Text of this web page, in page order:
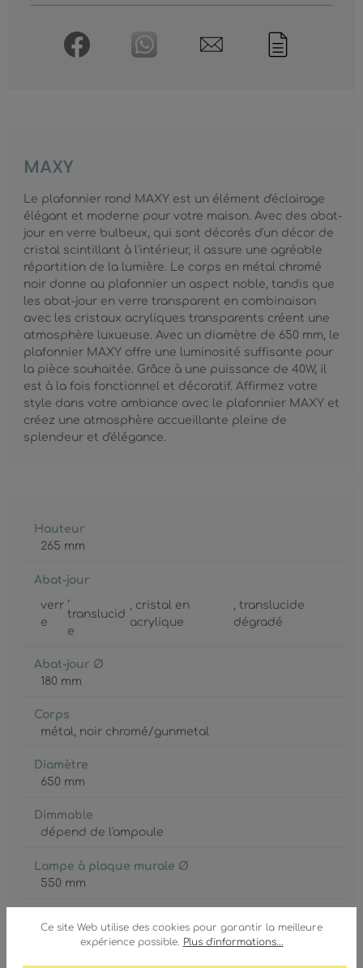
Ce site Web utilise des cookies pour garantir la meilleure
expérience possible. Plus d'informations...
MAXY
Le plafonnier rond MAXY est un élément d'éclairage
élégant et moderne pour votre maison. Avec des abat-
jour en verre bulbeux, qui sont décorés d'un décor de
cristal scintillant à l'intérieur, il assure une agréable
répartition de la lumière. Le corps en métal chromé
noir donne au plafonnier un aspect noble, tandis que
les abat-jour en verre transparent en combinaison
avec les cristaux acryliques transparents créent une
atmosphère luxueuse. Avec un diamètre de 650 mm, le
plafonnier MAXY offre une luminosité suffisante pour
la pièce souhaitée. Grâce à une puissance de 40W, il
est à la fois fonctionnel et décoratif. Affirmez votre
style dans votre ambiance avec le plafonnier MAXY et
créez une atmosphère accueillante pleine de
splendeur et d'élégance.
Hauteur
265 mm
Abat-jour
verr
e
,
translucid
e
, cristal en
acrylique
, translucide
dégradé
Abat-jour Ø
180 mm
Corps
métal , noir chromé/gunmetal
Diamètre
650 mm
Dimmable
dépend de l'ampoule
Lampe à plaque murale Ø
550 mm
9007371450183